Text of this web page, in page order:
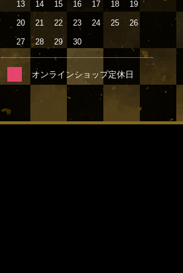
13 14 15 16 17 18 19
20 21 22 23 24 25 26
27 28 29 30
オンラインショップ定休日